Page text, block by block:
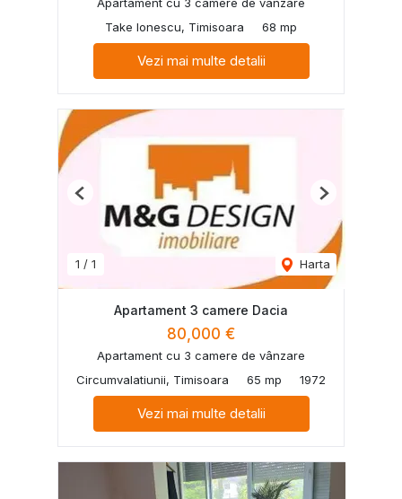
Take Ionescu, Timisoara
68 mp
Vezi mai multe detalii
1 / 1 Harta
Previous Next
Apartament 3 camere Dacia
80,000 €
Apartament cu 3 camere de vânzare
Circumvalatiunii, Timisoara
65 mp 1972
Vezi mai multe detalii